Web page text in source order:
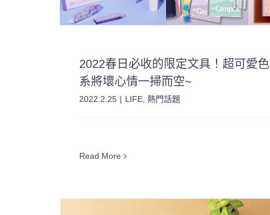
2022春日必收的限定文具！超可愛色
系將壞心情一掃而空~
2022.2.25 | LIFE, 熱門話題
Read More